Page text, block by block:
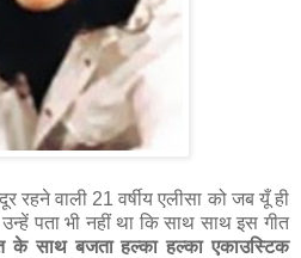
रहने वाली 21 वर्षीय एलीसा को जब यूँ ही
पता भी नहीं था कि साथ साथ इस गीत
के साथ बजता हल्का हल्का एकाउस्टिक